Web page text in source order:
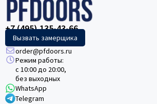
+7 (495) 135-43-66
Вызвать замерщика
order@pfdoors.ru
Режим работы:
с 10:00 до 20:00,
без выходных
WhatsApp
Telegram